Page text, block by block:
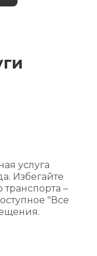
услуга
Избегайте
–
"Все